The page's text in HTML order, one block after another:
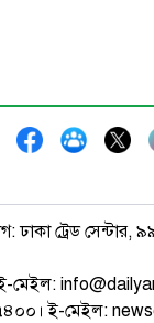
ঢাকা ট্রেড
মেইল:
ই-মেইল: